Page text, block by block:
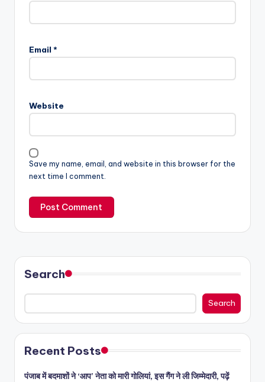
Email *
Website
Save my name, email, and website in this browser for the
next time I comment.
Search
Search
Recent Posts
पंजाब में बदमाशों ने ‘आप’ नेता को मारी गोलियां, इस गैंग ने ली जिम्मेदारी, पढ़ें